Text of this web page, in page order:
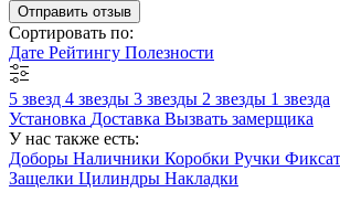
Отправить отзыв
Сортировать по:
Дате Рейтингу Полезности
5 звезд 4 звезды 3 звезды 2 звезды 1 звезда
Установка Доставка Вызвать замерщика
У нас также есть:
Доборы Наличники Коробки Ручки
Защелки Цилиндры Накладки